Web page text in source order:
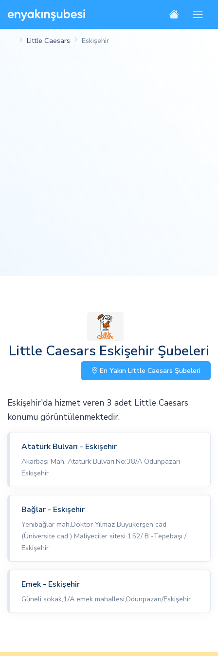
Little Caesars Eskişehir
Little Caesars Eskişehir Şubeleri
En Yakın Little Caesars Şubeleri
Eskişehir'da hizmet veren 3 adet Little Caesars
konumu görüntülenmektedir.
Atatürk Bulvarı - Eskişehir
Akarbaşı Mah. Atatürk Bulvarı.No:38/A Odunpazarı-
Eskişehir
Bağlar - Eskişehir
Yenibağlar mah.Doktor Yılmaz Büyükerşen cad
(Üniversite cad ) Maliyeciler sitesi 152/ B -Tepebaşı /
Eskişehir
Emek - Eskişehir
Güneli sokak,1/A emek mahallesi,Odunpazarı/Eskişehir